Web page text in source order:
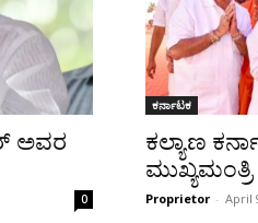
ಅವರ
0
ಕರ್ನಾಟಕ
ಕಲ್ಯಾಣ
Proprietor - April